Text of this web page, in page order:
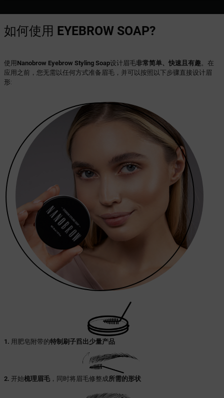
如何使用 EYEBROW SOAP?
使用Nanobrow Eyebrow Styling Soap设计眉毛非常简单、快速且有趣 。在
应用之前，您无需以任何方式准备眉毛，并可以按照以下步骤直接设计眉
形:
1. 用肥皂附带的特制刷子舀出少量产品
2. 开始梳理眉毛，同时将眉毛修整成所需的形状